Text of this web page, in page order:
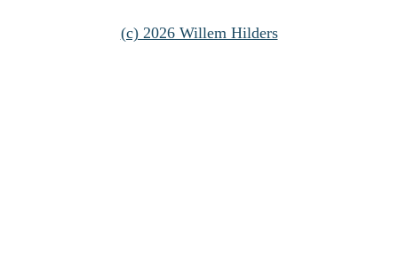
(c) 2026 Willem Hilders